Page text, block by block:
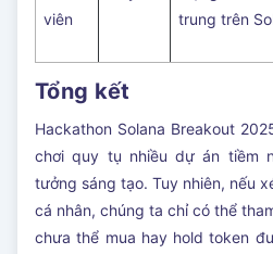
viên
trung trên
Tổng kết
Hackathon Solana Breakout
chơi quy tụ nhiều dự án tiềm
tưởng sáng tạo. Tuy nhiên, nếu
cá nhân, chúng ta chỉ có thể
chưa thể mua hay hold token